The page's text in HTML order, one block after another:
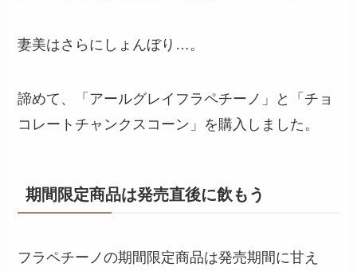
妻美はさらにしょんぼり…。
諦めて、「アールグレイフラペチーノ」と「チョ
コレートチャンクスコーン」を購入しました。
期間限定商品は発売直後に飲もう
フラペチーノの期間限定商品は発売期間に甘え